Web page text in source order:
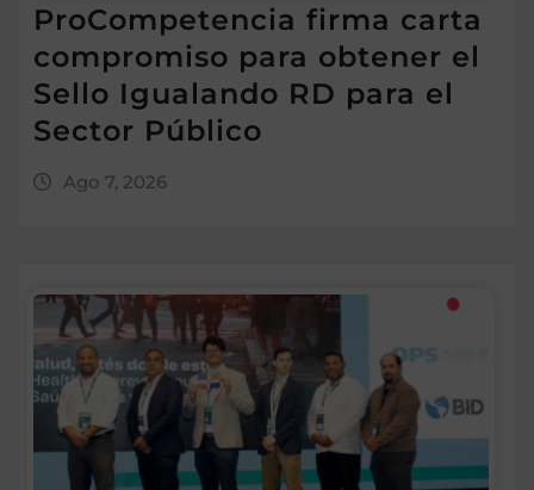
ProCompetencia firma carta
compromiso para obtener el
Sello Igualando RD para el
Sector Público
Ago 7, 2026